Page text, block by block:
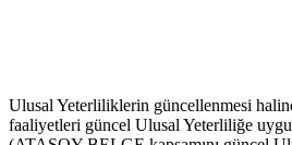
Ulusal Yeterliliklerin güncellenmesi
faaliyetleri güncel Ulusal Yeterliliğe